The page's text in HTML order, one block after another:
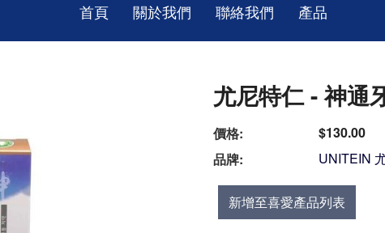
首頁 關於我們 聯絡我們 產品
尤尼特仁 - 神通
價格:
$130.00
品牌:
UNITEIN
新增至喜愛產品列表